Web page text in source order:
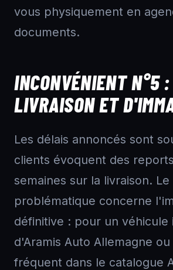
vous physiquement en
documents.
INCONVÉNIENT N°5
LIVRAISON ET
Les délais annoncés sont
clients évoquent des
semaines sur la livraison.
problématique concerne
définitive : pour un
d'Aramis Auto Allemagne
fréquent dans le catalogue